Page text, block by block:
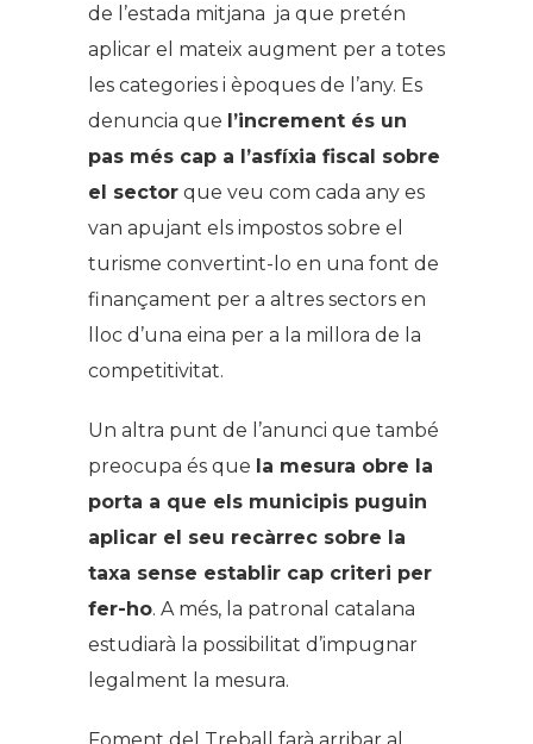
de l’estada mitjana ja que pretén
aplicar el mateix augment per a totes
les categories i èpoques de l’any. Es
denuncia que l’increment és un
pas més cap a l’asfíxia fiscal sobre
el sector que veu com cada any es
van apujant els impostos sobre el
turisme convertint-lo en una font de
finançament per a altres sectors en
lloc d’una eina per a la millora de la
competitivitat.
Un altra punt de l’anunci que també
preocupa és que la mesura obre la
porta a que els municipis puguin
aplicar el seu recàrrec sobre la
taxa sense establir cap criteri per
fer-ho. A més, la patronal catalana
estudiarà la possibilitat d’impugnar
legalment la mesura.